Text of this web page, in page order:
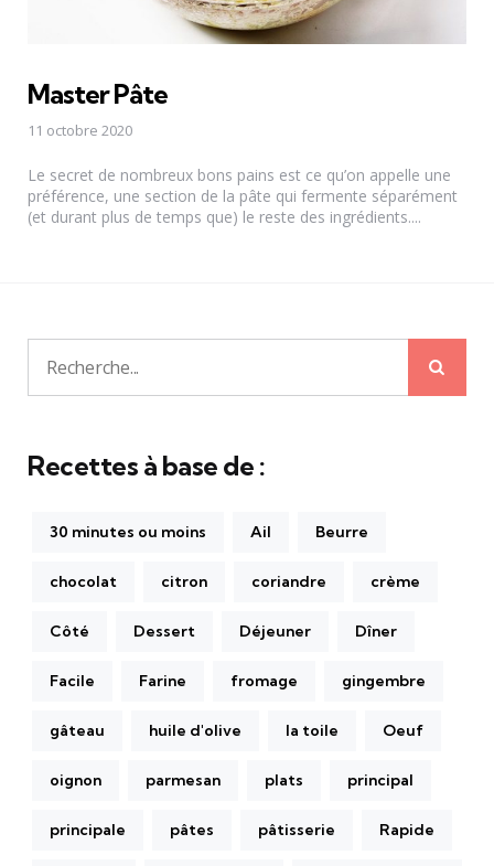
Master Pâte
11 octobre 2020
Le secret de nombreux bons pains est ce qu’on appelle une
préférence, une section de la pâte qui fermente séparément
(et durant plus de temps que) le reste des ingrédients....
Recherche
pour:
Recettes à base de :
30 minutes ou moins Ail Beurre
chocolat citron coriandre crème
Côté Dessert Déjeuner Dîner
Facile Farine fromage gingembre
gâteau huile d'olive la toile Oeuf
oignon parmesan plats principal
principale pâtes pâtisserie Rapide